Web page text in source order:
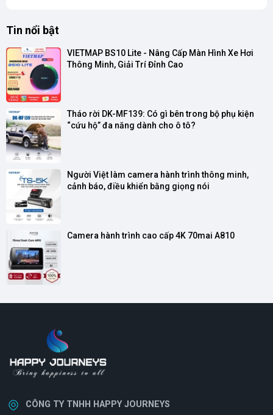
Tin nổi bật
VIETMAP BS10 Lite - Nâng Cấp Màn Hình Xe Hơi
Thông Minh, Giải Trí Đỉnh Cao
Tháo rời DK-MF139: Có gì bên trong bộ phụ kiện
“cứu hộ” đa năng dành cho ô tô?
Người Việt làm camera hành trình thông minh,
cảnh báo, điều khiển bằng giọng nói
Camera hành trình cao cấp 4K 70mai A810
CÔNG TY TNHH HAPPY JOURNEYS